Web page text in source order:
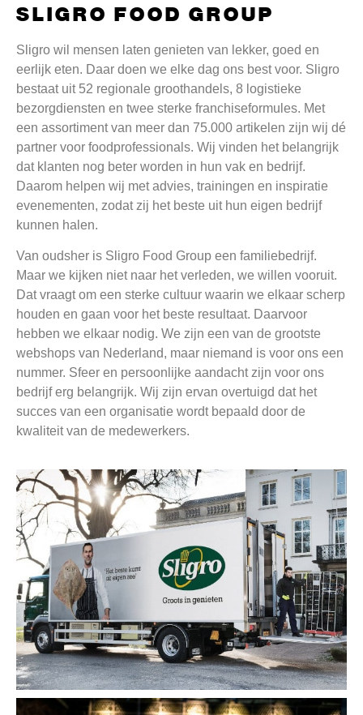
SLIGRO FOOD GROUP
Sligro wil mensen laten genieten van lekker, goed en
eerlijk eten. Daar doen we elke dag ons best voor. Sligro
bestaat uit 52 regionale groothandels, 8 logistieke
bezorgdiensten en twee sterke franchiseformules. Met
een assortiment van meer dan 75.000 artikelen zijn wij dé
partner voor foodprofessionals. Wij vinden het belangrijk
dat klanten nog beter worden in hun vak en bedrijf.
Daarom helpen wij met advies, trainingen en inspiratie
evenementen, zodat zij het beste uit hun eigen bedrijf
kunnen halen.
Van oudsher is Sligro Food Group een familiebedrijf.
Maar we kijken niet naar het verleden, we willen vooruit.
Dat vraagt om een sterke cultuur waarin we elkaar scherp
houden en gaan voor het beste resultaat. Daarvoor
hebben we elkaar nodig. We zijn een van de grootste
webshops van Nederland, maar niemand is voor ons een
nummer. Sfeer en persoonlijke aandacht zijn voor ons
bedrijf erg belangrijk. Wij zijn ervan overtuigd dat het
succes van een organisatie wordt bepaald door de
kwaliteit van de medewerkers.